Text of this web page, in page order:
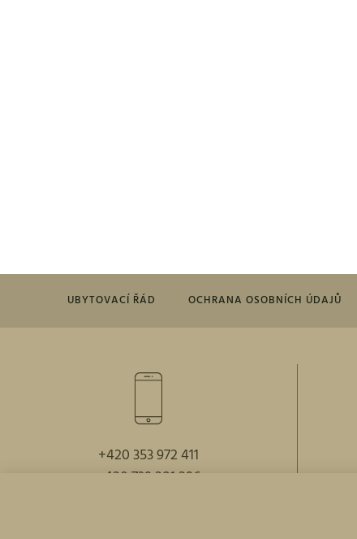
UBYTOVACÍ ŘÁD OCHRANA OSOBNÍCH ÚDAJŮ
+420 353 972 411
+420 739 281 296